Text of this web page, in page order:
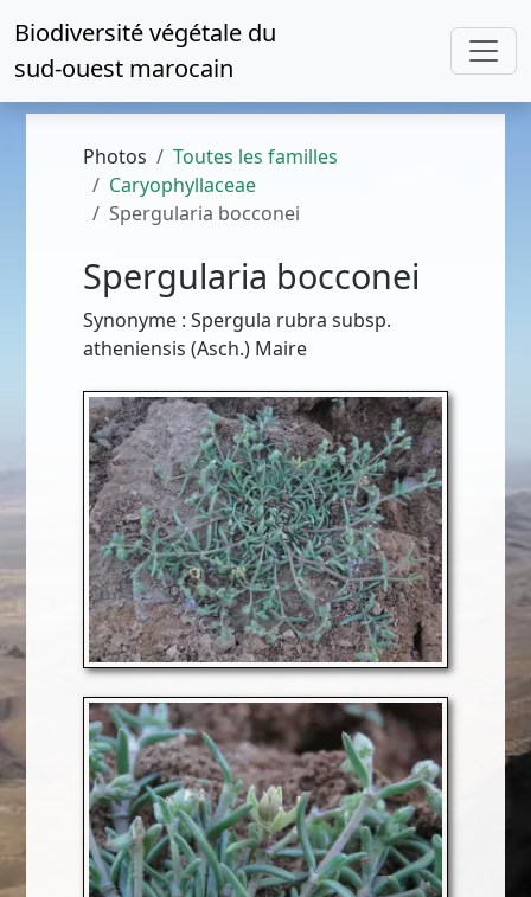
Biodiversité végétale du
sud-ouest marocain
Photos
Toutes les familles
Caryophyllaceae
Spergularia bocconei
Spergularia bocconei
Synonyme : Spergula rubra subsp.
atheniensis (Asch.) Maire